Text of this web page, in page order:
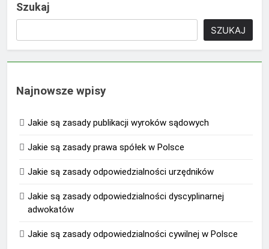
Szukaj
SZUKAJ
Najnowsze wpisy
Jakie są zasady publikacji wyroków sądowych
Jakie są zasady prawa spółek w Polsce
Jakie są zasady odpowiedzialności urzędników
Jakie są zasady odpowiedzialności dyscyplinarnej
adwokatów
Jakie są zasady odpowiedzialności cywilnej w Polsce